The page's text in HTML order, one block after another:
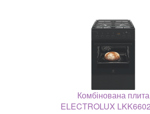
Комбінована плита
ELECTROLUX